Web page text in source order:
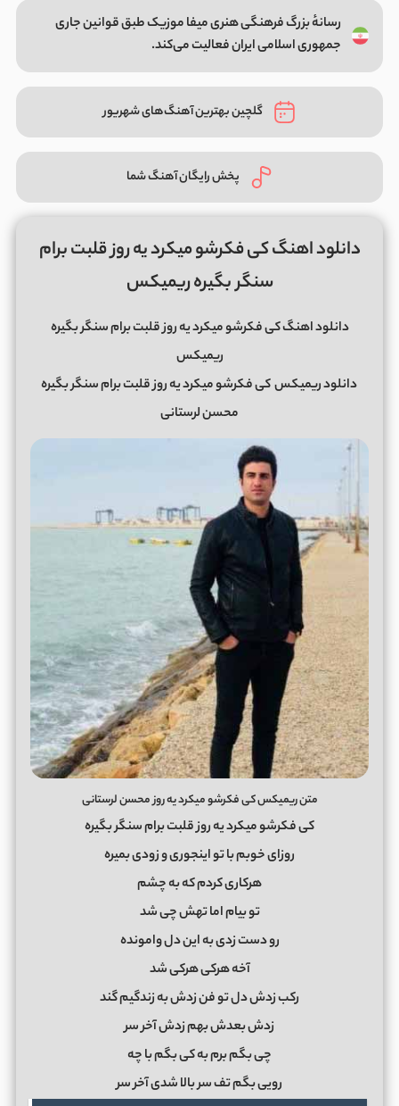
رسانهٔ بزرگ فرهنگی هنری میفا موزیک طبق قوانین جاری
جمهوری اسلامی ایران فعالیت می‌کند.
گلچین بهترین آهنگ‌های شهریور
پخش رایگان آهنگ شما
دانلود اهنگ کی فکرشو میکرد یه روز قلبت برام
سنگر بگیره ریمیکس
دانلود اهنگ کی فکرشو میکرد یه روز قلبت برام سنگر بگیره
ریمیکس
دانلود ریمیکسکی فکرشو میکرد یه روز قلبت برام سنگر بگیره
محسن لرستانی
متن ریمیکس کی فکرشو میکرد یه روز محسن لرستانی
کی فکرشو میکرد یه روز قلبت برام سنگر بگیره
روزای خوبم با تو اینجوری و زودی بمیره
هرکاری کردم که به چشم
تو بیام اما تهش چی شد
رو دست زدی به این دل وامونده
آخه هرکی هرکی شد
رکب زدش دل تو فن زدش به زندگیم گند
زدش بعدش بهم زدش آخر سر
چی بگم برم به کی بگم با چه
رویی بگم تف سر بالا شدی آخر سر